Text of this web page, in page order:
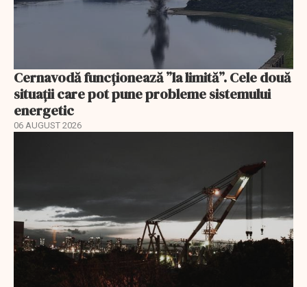
Cernavodă funcționează ”la limită”. Cele două
situații care pot pune probleme sistemului
energetic
06 AUGUST 2026